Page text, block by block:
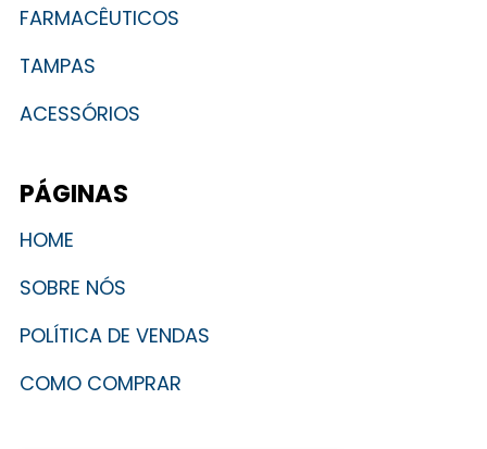
FARMACÊUTICOS
TAMPAS
ACESSÓRIOS
PÁGINAS
HOME
SOBRE NÓS
POLÍTICA DE VENDAS
COMO COMPRAR